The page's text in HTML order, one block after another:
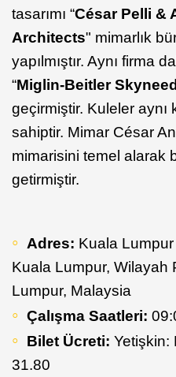
tasarımı “César Pelli &
Architects" mimarlık
yapılmıştır. Aynı firma
“Miglin-Beitler
geçirmiştir. Kuleler
sahiptir. Mimar César
mimarisini temel alarak
getirmiştir.
Adres: Kuala
Kuala Lumpur, Wilayah
Lumpur, Malaysia
Çalışma Saatleri:
Bilet Ücreti: Yetişkin:
31.80